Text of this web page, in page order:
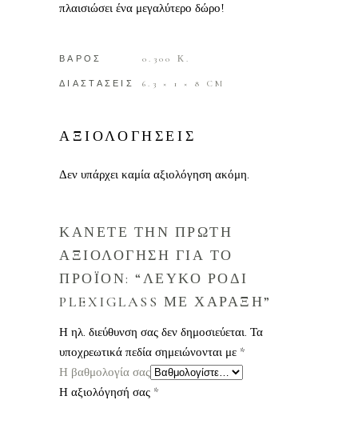
πλαισιώσει ένα μεγαλύτερο δώρο!
ΒΑΡΟΣ 0.300 Κ.
ΔΙΑΣΤΑΣΕΙΣ 6.3 × 1 × 8 CM
ΑΞΙΟΛΟΓΗΣΕΙΣ
Δεν υπάρχει καμία αξιολόγηση ακόμη.
ΚΑΝΕΤΕ ΤΗΝ ΠΡΩΤΗ
ΑΞΙΟΛΟΓΗΣΗ ΓΙΑ ΤΟ
ΠΡΟΪΟΝ: “ΛΕΥΚΟ ΡΟΔΙ
PLEXIGLASS ΜΕ ΧΑΡΑΞΗ”
Η ηλ. διεύθυνση σας δεν δημοσιεύεται. Τα
υποχρεωτικά πεδία σημειώνονται με *
Η βαθμολογία σας
Η αξιολόγησή σας *